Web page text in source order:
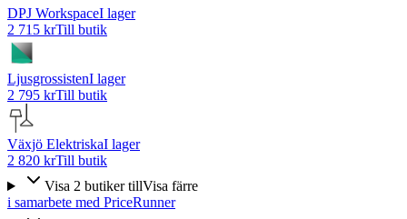
DPJ WorkspaceI lager
2 715 krTill butik
LjusgrossistenI lager
2 795 krTill butik
Växjö ElektriskaI lager
2 820 krTill butik
Visa 2 butiker tillVisa färre
i samarbete med PriceRunner